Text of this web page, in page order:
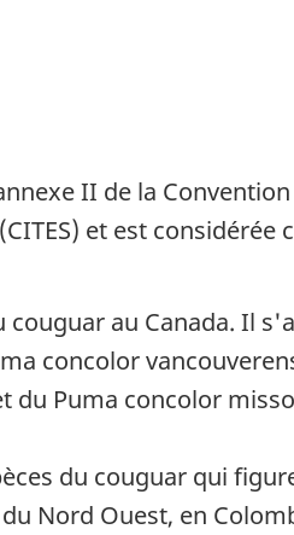
II de la
et est considérée
couguar au Canada. Il
concolor
du Puma concolor
du couguar qui
Nord Ouest, en